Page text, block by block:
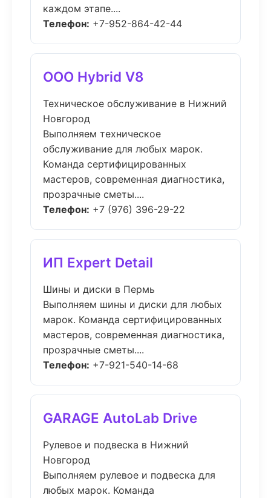
каждом этапе....
Телефон: +7-952-864-42-44
ООО Hybrid V8
Техническое обслуживание в Нижний
Новгород
Выполняем техническое
обслуживание для любых марок.
Команда сертифицированных
мастеров, современная диагностика,
прозрачные сметы....
Телефон: +7 (976) 396-29-22
ИП Expert Detail
Шины и диски в Пермь
Выполняем шины и диски для любых
марок. Команда сертифицированных
мастеров, современная диагностика,
прозрачные сметы....
Телефон: +7-921-540-14-68
GARAGE AutoLab Drive
Рулевое и подвеска в Нижний
Новгород
Выполняем рулевое и подвеска для
любых марок. Команда